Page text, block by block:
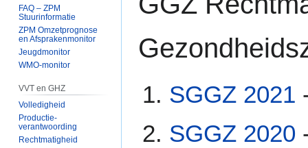
SGGZ 2021
SGGZ 2020
FAQ – ZPM
Stuurinformatie
ZPM Omzetprognose
en Afsprakenmonitor
Jeugdmonitor
WMO-monitor
VVT en GHZ
Volledigheid
Productie-
verantwoording
Rechtmatigheid